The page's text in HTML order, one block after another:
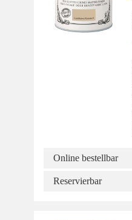
Online bestellbar
Reservierbar